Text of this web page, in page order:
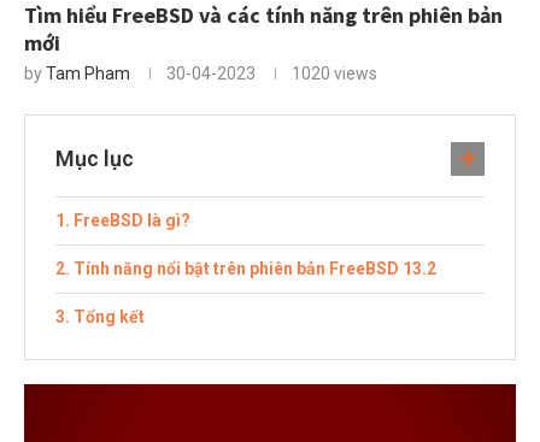
Tìm hiểu FreeBSD và các tính năng trên phiên bản
mới
byTam Pham 30-04-2023 1020 views
Mục lục
FreeBSD là gì?
Tính năng nổi bật trên phiên bản FreeBSD 13.2
Tổng kết